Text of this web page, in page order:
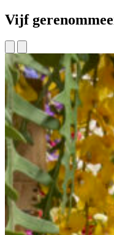
Vijf